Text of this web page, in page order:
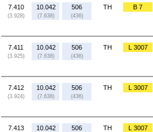
7.410
(3.928)
10.042
(7.638)
506
(436)
TH B 7
7.411
(3.925)
10.042
(7.638)
506
(436)
TH L 3007
7.412
(3.924)
10.042
(7.638)
506
(436)
TH L 3007
7.413 10.042 506 TH L 3007